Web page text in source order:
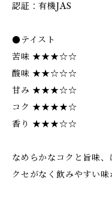
認証：有機JAS
●テイスト
苦味 ★★★☆☆
酸味 ★★☆☆☆
甘み ★★★☆☆
コク ★★★★☆
香り ★★★☆☆
なめらかなコクと旨味、
クセがなく飲みやすい味